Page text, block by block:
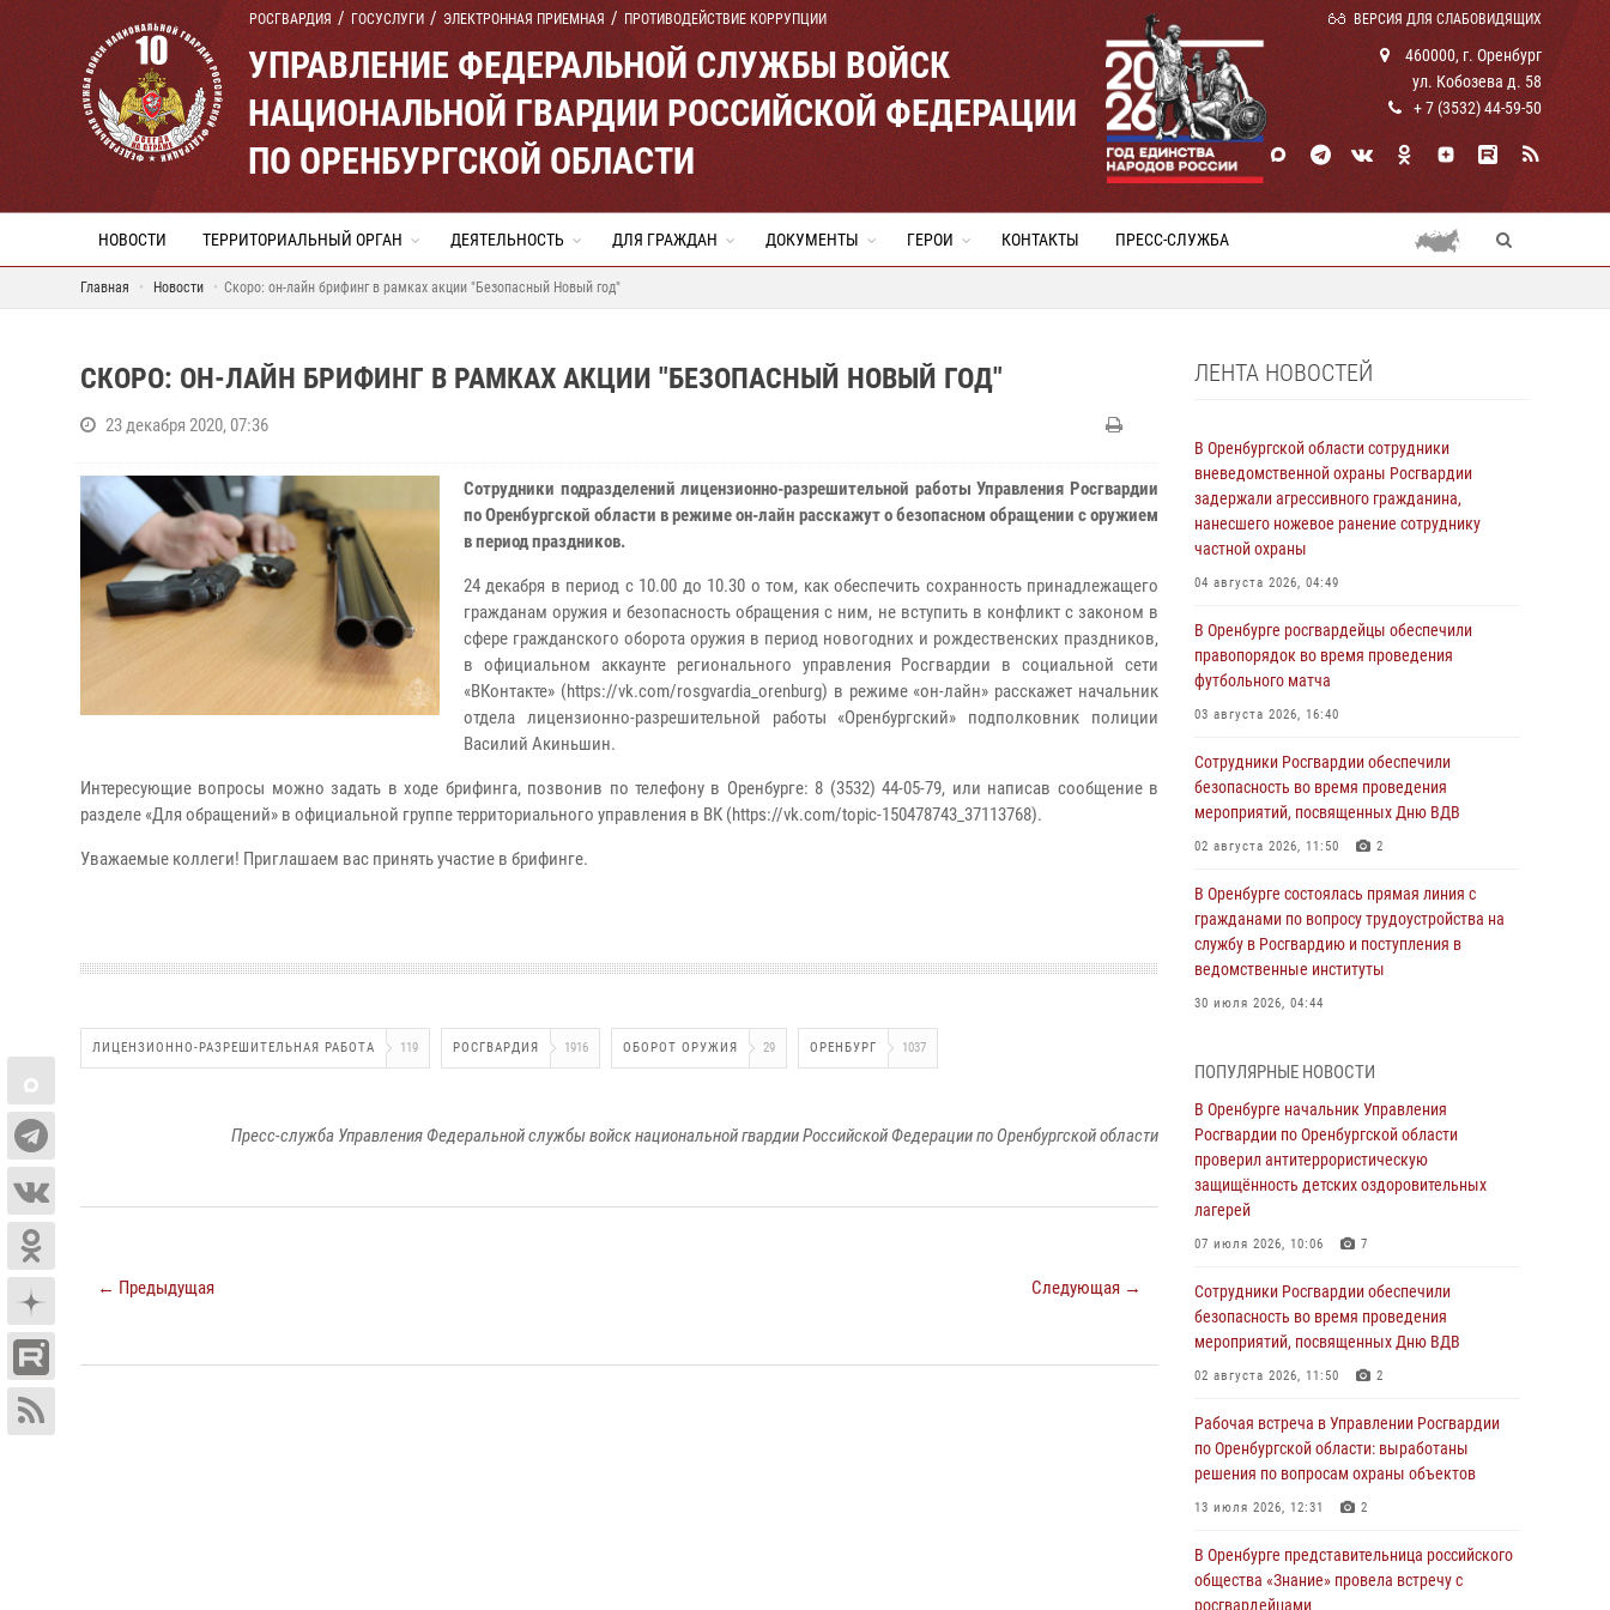
РОСГВАРДИЯ ГОСУСЛУГИ ЭЛЕКТРОННАЯ ПРИЕМНАЯ ПРОТИВОДЕЙСТВИЕ КОРРУПЦИИ ВЕРСИЯ ДЛЯ СЛАБОВИДЯЩИХ
УПРАВЛЕНИЕ ФЕДЕРАЛЬНОЙ СЛУЖБЫ ВОЙСК
НАЦИОНАЛЬНОЙ ГВАРДИИ РОССИЙСКОЙ ФЕДЕРАЦИИ
ПО ОРЕНБУРГСКОЙ ОБЛАСТИ
460000, г. Оренбург
ул. Кобозева д. 58
+ 7 (3532) 44-59-50
НОВОСТИ ТЕРРИТОРИАЛЬНЫЙ ОРГАН ДЕЯТЕЛЬНОСТЬ ДЛЯ ГРАЖДАН ДОКУМЕНТЫ ГЕРОИ КОНТАКТЫ ПРЕСС-СЛУЖБА
Главная Новости Скоро: он-лайн брифинг в рамках акции "Безопасный Новый год"
СКОРО: ОН-ЛАЙН БРИФИНГ В РАМКАХ АКЦИИ "БЕЗОПАСНЫЙ НОВЫЙ ГОД"
23 декабря 2020, 07:36
Сотрудники подразделений лицензионно-разрешительной работы Управления Росгвардии
по Оренбургской области в режиме он-лайн расскажут о безопасном обращении с оружием
в период праздников.
24 декабря в период с 10.00 до 10.30 о том, как обеспечить сохранность принадлежащего
гражданам оружия и безопасность обращения с ним, не вступить в конфликт с законом в
сфере гражданского оборота оружия в период новогодних и рождественских праздников,
в официальном аккаунте регионального управления Росгвардии в социальной сети
«ВКонтакте» (https://vk.com/rosgvardia_orenburg) в режиме «он-лайн» расскажет начальник
отдела лицензионно-разрешительной работы «Оренбургский» подполковник полиции
Василий Акиньшин.
Интересующие вопросы можно задать в ходе брифинга, позвонив по телефону в Оренбурге: 8 (3532) 44-05-79, или написав сообщение в
разделе «Для обращений» в официальной группе территориального управления в ВК (https://vk.com/topic-150478743_37113768).
Уважаемые коллеги! Приглашаем вас принять участие в брифинге.
ЛИЦЕНЗИОННО-РАЗРЕШИТЕЛЬНАЯ РАБОТА 119 РОСГВАРДИЯ 1916 ОБОРОТ ОРУЖИЯ 29 ОРЕНБУРГ 1037
Пресс-служба Управления Федеральной службы войск национальной гвардии Российской Федерации по Оренбургской области
← Предыдущая Следующая →
ЛЕНТА НОВОСТЕЙ
В Оренбургской области сотрудники
вневедомственной охраны Росгвардии
задержали агрессивного гражданина,
нанесшего ножевое ранение сотруднику
частной охраны
04 августа 2026, 04:49
В Оренбурге росгвардейцы обеспечили
правопорядок во время проведения
футбольного матча
03 августа 2026, 16:40
Сотрудники Росгвардии обеспечили
безопасность во время проведения
мероприятий, посвященных Дню ВДВ
02 августа 2026, 11:50 2
В Оренбурге состоялась прямая линия с
гражданами по вопросу трудоустройства на
службу в Росгвардию и поступления в
ведомственные институты
30 июля 2026, 04:44
Дню Крещения Руси
28 июля 2026, 09:41 1
Росгвардейцы обеспечили правопорядок на
праздновании Дня ВМФ в Оренбурге
27 июля 2026, 14:36
спасен мужчина в тяжелой жизненной
ситуации (ВИДЕО)
26 июля 2026, 14:45 1
проверили готовность детских
образовательных учреждений к новому
учебному году
24 июля 2026, 12:25 1
При силовой поддержке ОМОН «Кобра»
Росгвардии в Оренбурге проведён рейд по
строительным объектам
ПОПУЛЯРНЫЕ НОВОСТИ
В Оренбурге начальник Управления
Росгвардии по Оренбургской области
проверил антитеррористическую
защищённость детских оздоровительных
лагерей
07 июля 2026, 10:06 7
Сотрудники Росгвардии обеспечили
безопасность во время проведения
мероприятий, посвященных Дню ВДВ
02 августа 2026, 11:50 2
Рабочая встреча в Управлении Росгвардии
по Оренбургской области: выработаны
решения по вопросам охраны объектов
13 июля 2026, 12:31 2
В Оренбурге представительница российского
общества «Знание» провела встречу с
росгвардейцами